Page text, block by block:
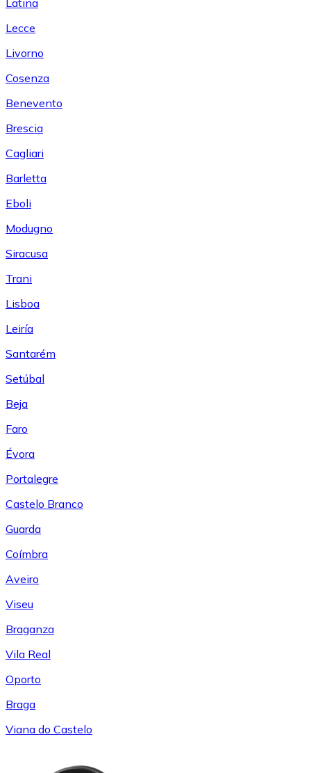
Latina
Lecce
Livorno
Cosenza
Benevento
Brescia
Cagliari
Barletta
Eboli
Modugno
Siracusa
Trani
Lisboa
Leiría
Santarém
Setúbal
Beja
Faro
Évora
Portalegre
Castelo Branco
Guarda
Coímbra
Aveiro
Viseu
Braganza
Vila Real
Oporto
Braga
Viana do Castelo